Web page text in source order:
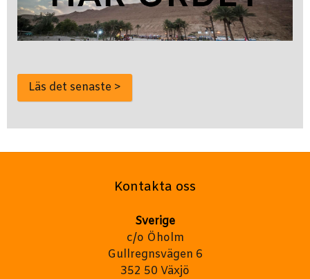
Läs det senaste >
Kontakta oss
Sverige
c/o Öholm
Gullregnsvägen 6
352 50 Växjö